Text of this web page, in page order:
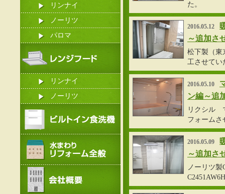
リンナイ
ノーリツ
パロマ
リンナイ
ノーリツ
た。
2016.05.12
～追加さ
松下製（東
工させてい
2016.05.10
ン編～追
リクシル
フォームさ
2016.05.09
～追加さ
ノーリツ製